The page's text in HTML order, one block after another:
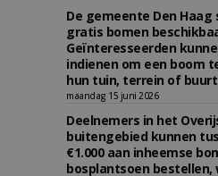
De gemeente Den Haag
gratis bomen
Geïnteresseerden
indienen om een boom
hun tuin, terrein of
maandag 15 juni 2026
Deelnemers in het
buitengebied kunnen
€1.000 aan inheemse
bosplantsoen bestellen,